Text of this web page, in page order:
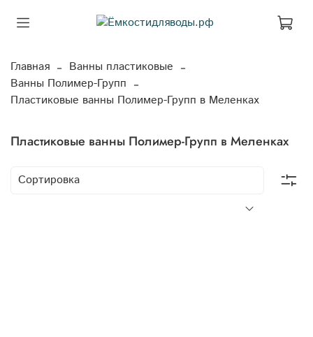
Главная
Ванны пластиковые
Ванны Полимер-Групп
Пластиковые ванны Полимер-Групп в Меленках
Пластиковые ванны Полимер-Групп в Меленках